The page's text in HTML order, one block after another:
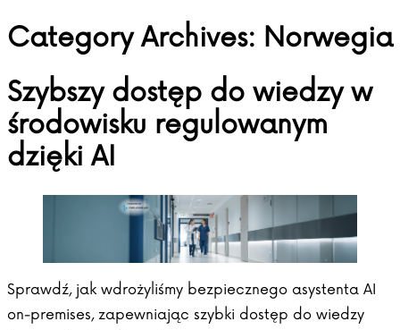
Skip to content
Category Archives: Norwegia
Szybszy dostęp do wiedzy w
środowisku regulowanym
dzięki AI
Sprawdź, jak wdrożyliśmy bezpiecznego asystenta AI
on-premises, zapewniając szybki dostęp do wiedzy